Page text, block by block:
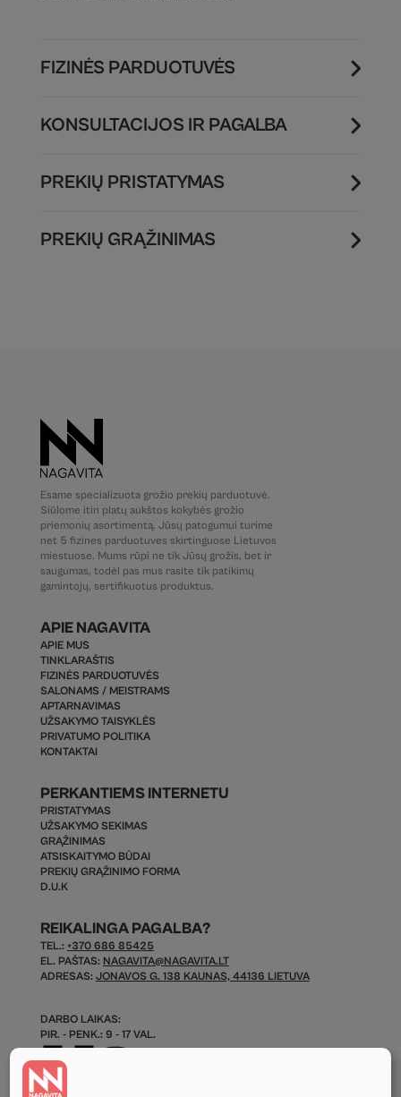
FIZINĖS PARDUOTUVĖS
KONSULTACIJOS IR PAGALBA
PREKIŲ PRISTATYMAS
PREKIŲ GRĄŽINIMAS
Esame specializuota grožio prekių parduotuvė.
Siūlome itin platų aukštos kokybės grožio
priemonių asortimentą. Jūsų patogumui turime
net 5 fizines parduotuves skirtinguose Lietuvos
miestuose. Mums rūpi ne tik Jūsų grožis, bet ir
saugumas, todėl pas mus rasite tik patikimų
gamintojų, sertifikuotus produktus.
APIE NAGAVITA
APIE MUS
TINKLARAŠTIS
FIZINĖS PARDUOTUVĖS
SALONAMS / MEISTRAMS
APTARNAVIMAS
UŽSAKYMO TAISYKLĖS
PRIVATUMO POLITIKA
KONTAKTAI
PERKANTIEMS INTERNETU
PRISTATYMAS
UŽSAKYMO SEKIMAS
GRĄŽINIMAS
ATSISKAITYMO BŪDAI
PREKIŲ GRĄŽINIMO FORMA
D.U.K
REIKALINGA PAGALBA?
TEL.: +370 686 85425
EL. PAŠTAS: NAGAVITA@NAGAVITA.LT
ADRESAS: JONAVOS G. 138 KAUNAS, 44136 LIETUVA
DARBO LAIKAS:
PIR. - PENK.: 9 - 17 VAL.